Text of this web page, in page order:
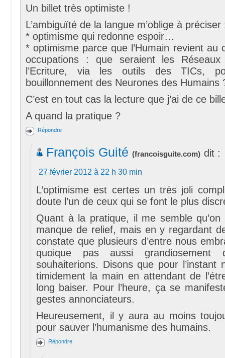
Un billet très optimiste !
L’ambiguïté de la langue m’oblige à préciser
* optimisme qui redonne espoir…
* optimisme parce que l’Humain revient au
occupations : que seraient les Réseaux
l’Ecriture, via les outils des TICs,
bouillonnement des Neurones des Humains
C’est en tout cas la lecture que j’ai de ce
A quand la pratique ?
Répondre
François Guité (francoisguite.com) dit :
27 février 2012 à 22 h 30 min
L’optimisme est certes un très joli
doute l’un de ceux qui se font le plus
Quant à la pratique, il me semble
manque de relief, mais en y regardant
constate que plusieurs d’entre nous
quoique pas aussi
souhaiterions. Disons que pour l’instant
timidement la main en attendant de
long baiser. Pour l’heure, ça se
gestes annonciateurs.
Heureusement, il y aura au moins
pour sauver l’humanisme des humains.
Répondre